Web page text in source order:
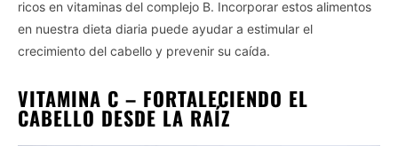
ricos en vitaminas del complejo B. Incorporar estos alimentos
en nuestra dieta diaria puede ayudar a estimular el
crecimiento del cabello y prevenir su caída.
VITAMINA C – FORTALECIENDO EL
CABELLO DESDE LA RAÍZ